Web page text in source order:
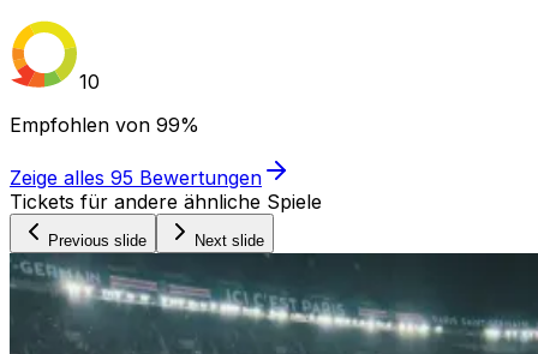
10
Empfohlen von 99%
Zeige alles 95 Bewertungen
Tickets für andere ähnliche Spiele
Previous slide Next slide